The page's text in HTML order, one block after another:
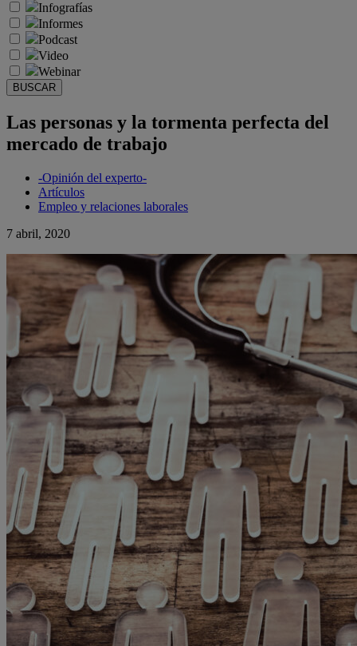
Infografías
Informes
Podcast
Video
Webinar
BUSCAR
Las personas y la tormenta perfecta del
mercado de trabajo
-Opinión del experto-
Artículos
Empleo y relaciones laborales
7 abril, 2020